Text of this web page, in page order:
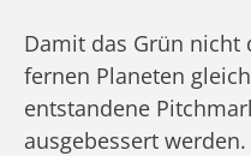
Damit das Grün nicht
fernen Planeten
entstandene
ausgebessert